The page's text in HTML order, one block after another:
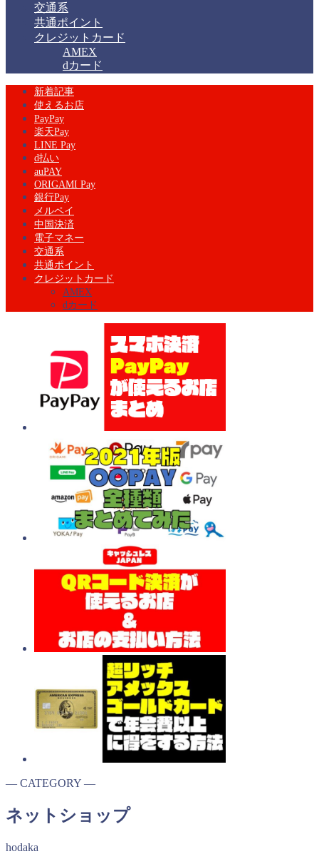
交通系
共通ポイント
クレジットカード
AMEX
dカード
新着記事
使えるお店
PayPay
楽天Pay
LINE Pay
d払い
auPAY
ORIGAMI Pay
銀行Pay
メルペイ
中国決済
電子マネー
交通系
共通ポイント
クレジットカード
AMEX
dカード
― CATEGORY ―
ネットショップ
hodaka